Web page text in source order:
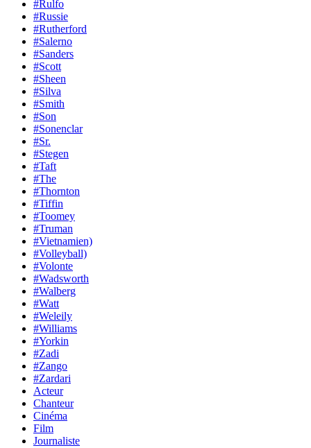
#Rulfo
#Russie
#Rutherford
#Salerno
#Sanders
#Scott
#Sheen
#Silva
#Smith
#Son
#Sonenclar
#Sr.
#Stegen
#Taft
#The
#Thornton
#Tiffin
#Toomey
#Truman
#Vietnamien)
#Volleyball)
#Volonte
#Wadsworth
#Walberg
#Watt
#Weleily
#Williams
#Yorkin
#Zadi
#Zango
#Zardari
Acteur
Chanteur
Cinéma
Film
Journaliste